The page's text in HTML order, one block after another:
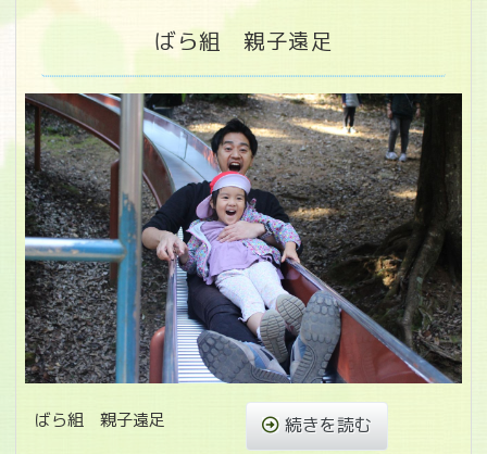
ばら組 親子遠足
ばら組 親子遠足 続きを読む